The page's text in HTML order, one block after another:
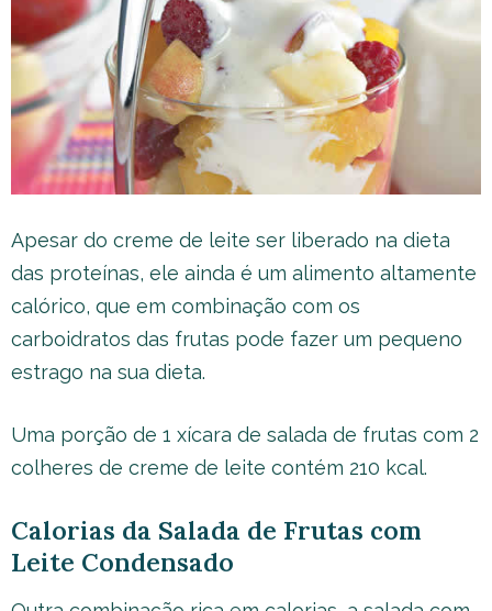
Apesar do creme de leite ser liberado na dieta
das proteínas, ele ainda é um alimento altamente
calórico, que em combinação com os
carboidratos das frutas pode fazer um pequeno
estrago na sua dieta.
Uma porção de 1 xícara de salada de frutas com 2
colheres de creme de leite contém 210 kcal.
Calorias da Salada de Frutas com
Leite Condensado